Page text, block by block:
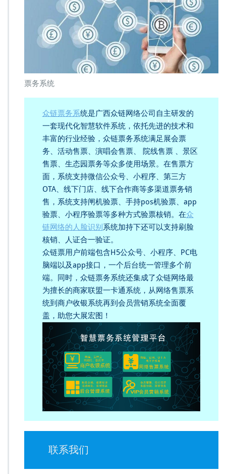
票务系统
众链票务系统是广西众链网络公司自主研发的
一套现代化智慧软件系统，依托先进的技术和
丰富的行业经验，众链票务系统满足展会票
务、活动售票、演唱会售票、 院线售票 、景区
售票、生态园票务等众多使用场景。在售票方
面，系统支持微信公众号、小程序、第三方
OTA、线下门店、线下合作商等多渠道票务销
售，系统支持闸机验票、手持pos机验票、app
验票、小程序验票等多种方式验票核销。在众
链网络的人脸识别 系统加持下还可以支持刷脸
核销、人证合一验证。
众链票用户前端包含H5公众号、小程序、PC电
脑端以及app接口，一个后台统一管理多个前
端。同时，众链票务系统还集成了众链网络最
为擅长的商家联盟一卡通系统，从网络售票系
统到商户收银系统再到会员营销系统全面覆
盖，助您大展宏图！
联系我们